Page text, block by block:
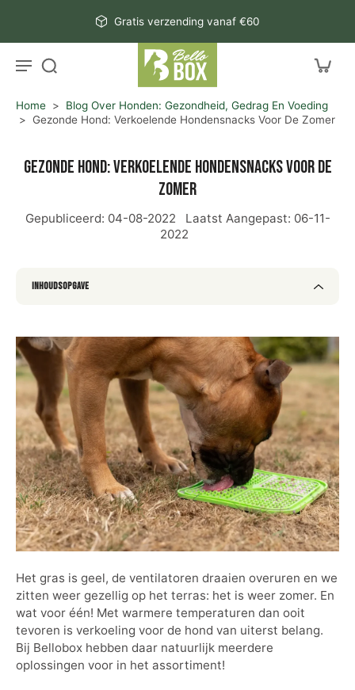
100% Natuurlijk -
Home >
Blog Over Honden: Gezondheid, Gedrag En Voeding
> Gezonde Hond: Verkoelende Hondensnacks Voor De Zomer
Gezonde hond: verkoelende hondensnacks voor de
zomer
Gepubliceerd: 04-08-2022 Laatst Aangepast: 06-11-
2022
Inhoudsopgave
Het gras is geel, de ventilatoren draaien overuren en we
zitten weer gezellig op het terras: het is weer zomer. En
wat voor één! Met warmere temperaturen dan ooit
tevoren is verkoeling voor de hond van uiterst belang.
Bij Bellobox hebben daar natuurlijk meerdere
oplossingen voor in het assortiment!